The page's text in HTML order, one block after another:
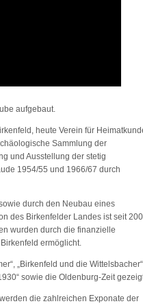
aufgebaut.
heute Verein für
Sammlung der
und Ausstellung der stetig
1954/55 und 1966/67 durch
durch den Neubau eines
des Birkenfelder Landes ist seit
wurden durch die finanzielle
ermöglicht.
„Birkenfeld und die
sowie die Oldenburg-Zeit
die zahlreichen Exponate der